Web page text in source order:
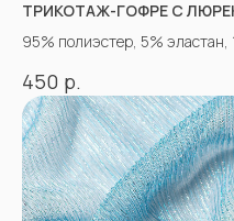
ТРИКОТАЖ-ГОФРЕ С
95% полиэстер, 5%
450 р.
«Ткани 3.5.7»
магазин тканей
@ 2026
ИП Вакульчик Мария Олеговна
ОГРН 322265100088534
ИНН 262609965884
*